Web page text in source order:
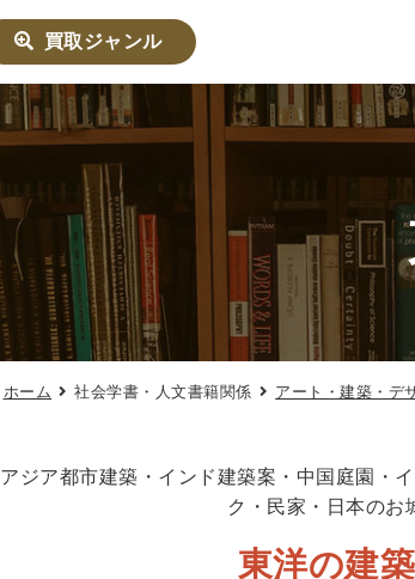
買取ジャンル
社会学書・人文書籍関係
哲学書・心理学・思想書
他哲学書 倫理学・道徳 宗教書
言語学
論理学
政治・法学書
世界史 他歴史地理学 地図・地理・
マーケティング・セールス
ホーム 社会学書・人文書籍関係 アート・建築・デ
アジア都市建築・インド建築案・中国庭園・
ク・民家・日本のお
東洋の建